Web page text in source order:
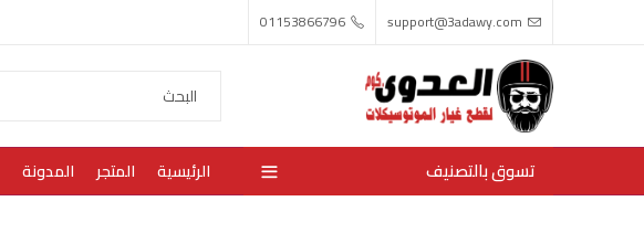
support@3adawy.com
01153866796
تسوق بالتصنيف الرئيسية المتجر المدونة